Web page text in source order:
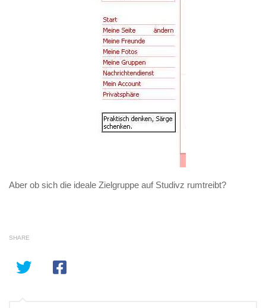
Aber ob sich die ideale Zielgruppe auf Studivz rumtreibt?
SHARE